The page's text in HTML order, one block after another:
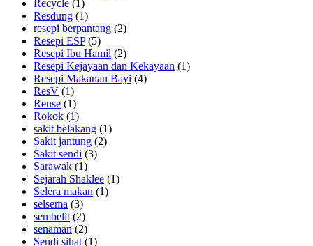
Recycle (1)
Resdung (1)
resepi berpantang (2)
Resepi ESP(5)
Resepi Ibu Hamil (2)
Resepi Kejayaan dan Kekayaan (1)
Resepi Makanan Bayi (4)
ResV (1)
Reuse (1)
Rokok (1)
sakit belakang (1)
Sakit jantung (2)
Sakit sendi (3)
Sarawak (1)
Sejarah Shaklee (1)
Selera makan (1)
selsema (3)
sembelit (2)
senaman (2)
Sendi sihat (1)